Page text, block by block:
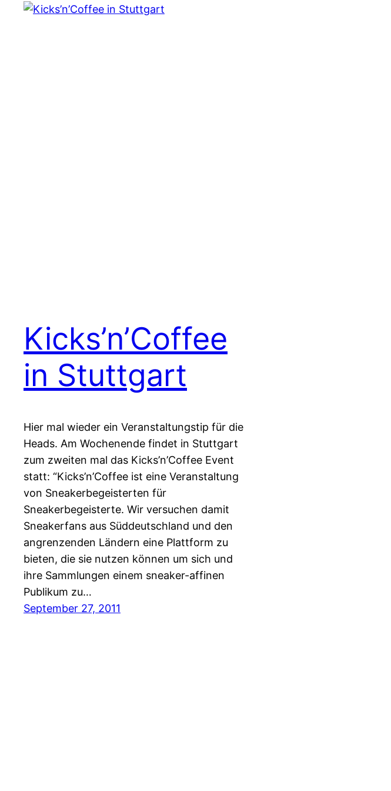
Kicks’n’Coffee
in Stuttgart
Hier mal wieder ein Veranstaltungstip für die
Heads. Am Wochenende findet in Stuttgart
zum zweiten mal das Kicks’n’Coffee Event
statt: “Kicks’n’Coffee ist eine Veranstaltung
von Sneakerbegeisterten für
Sneakerbegeisterte. Wir versuchen damit
Sneakerfans aus Süddeutschland und den
angrenzenden Ländern eine Plattform zu
bieten, die sie nutzen können um sich und
ihre Sammlungen einem sneaker-affinen
Publikum zu…
September 27, 2011